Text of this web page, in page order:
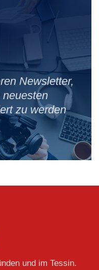
Newsletter,
zu werden
und im Tessin.